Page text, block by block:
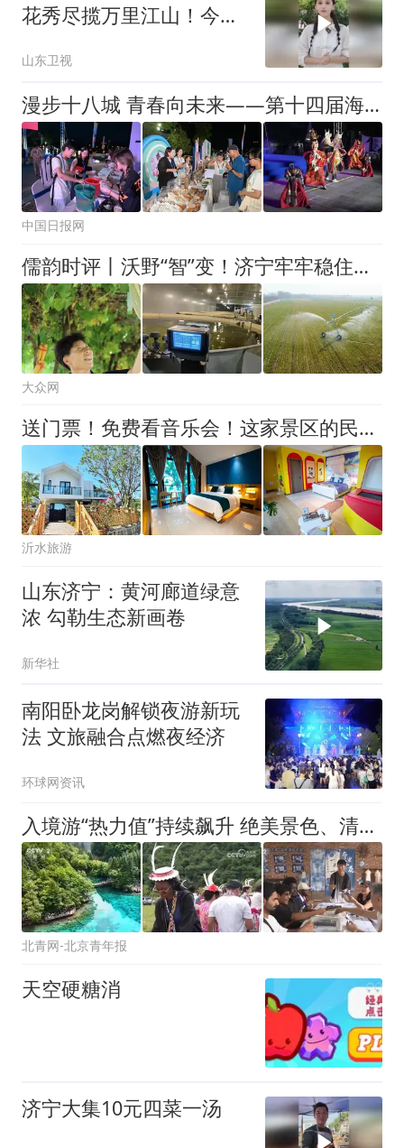
花秀尽揽万里江山！今晚
山东卫视
漫步十八城 青春向未来——第十四届海青荟两岸青年营地联欢 唱响两岸同心曲
中国日报网
儒韵时评丨沃野“智”变！济宁牢牢稳住农业基本盘
大众网
送门票！免费看音乐会！这家景区的民宿，宠粉太离谱
沂水旅游
山东济宁：黄河廊道绿意
浓 勾勒生态新画卷
新华社
南阳卧龙岗解锁夜游新玩
法 文旅融合点燃夜经济
环球网资讯
入境游“热力值”持续飙升 绝美景色、清凉气候、多彩民俗……海外游客沉浸体验
北青网-北京青年报
天空硬糖消
济宁大集10元四菜一汤